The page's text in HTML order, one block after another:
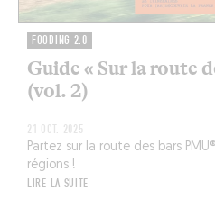
FOODING 2.0
Guide « Sur la route
(vol. 2)
21 OCT. 2025
Partez sur la route des bars
régions !
LIRE LA SUITE